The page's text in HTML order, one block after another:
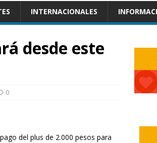
INTERNACIONALES
desde este
0
del plus de 2.000 pesos para